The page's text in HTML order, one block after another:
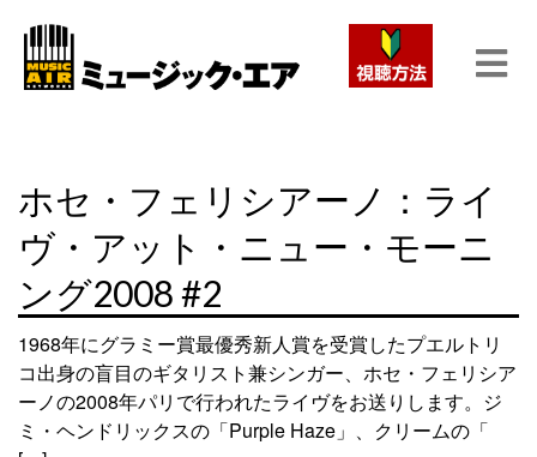
ホセ・フェリシアーノ：ライ
ヴ・アット・ニュー・モーニ
ング2008 #2
1968年にグラミー賞最優秀新人賞を受賞したプエルトリ
コ出身の盲目のギタリスト兼シンガー、ホセ・フェリシア
ーノの2008年パリで行われたライヴをお送りします。ジ
ミ・ヘンドリックスの「Purple Haze」、クリームの「